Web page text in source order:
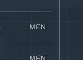
MFN
MFN